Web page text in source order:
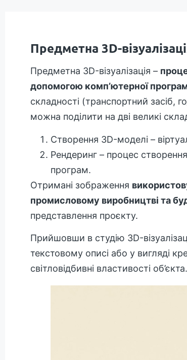
Предметна 3D-
Предметна 3D-візуалізація –
допомогою комп’ютерної
складності (транспортний засіб,
можна поділити на дві великі
Створення 3D-моделі –
Рендеринг – процес
програм.
Отримані зображення
промисловому виробництві та
представлення проєкту.
Прийшовши в студію 3D-
текстовому описі або у вигляді
світловідбивні властивості об’єкта.